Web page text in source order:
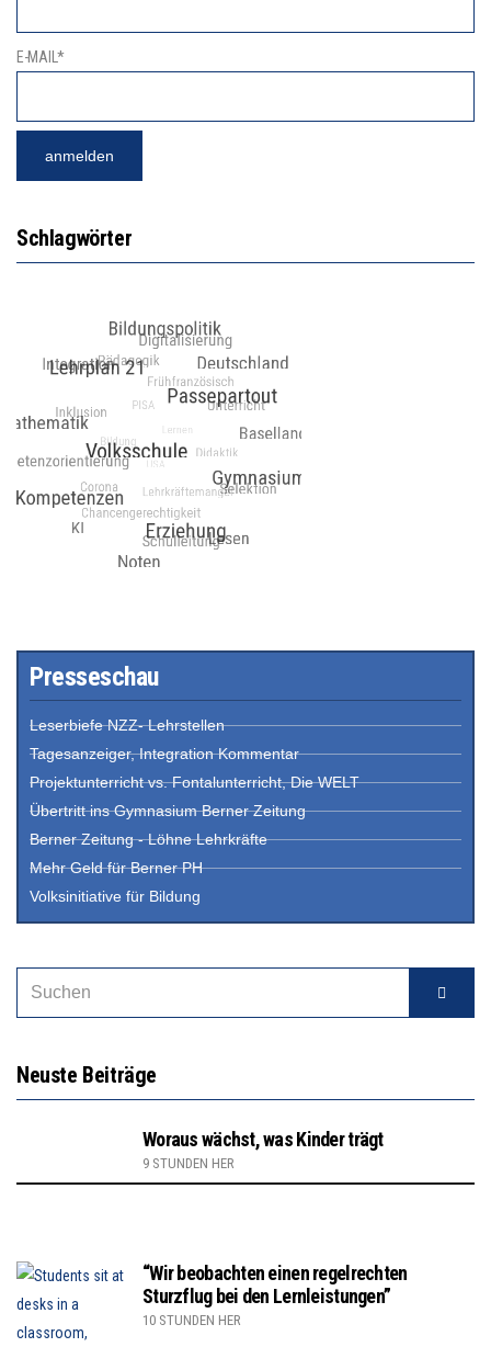
E-MAIL*
Schlagwörter
Presseschau
Leserbiefe NZZ- Lehrstellen
Tagesanzeiger, Integration Kommentar
Projektunterricht vs. Fontalunterricht, Die WELT
Übertritt ins Gymnasium Berner Zeitung
Berner Zeitung - Löhne Lehrkräfte
Mehr Geld für Berner PH
Volksinitiative für Bildung
Neuste Beiträge
Woraus wächst, was Kinder trägt
9 STUNDEN HER
“Wir beobachten einen regelrechten
Sturzflug bei den Lernleistungen”
10 STUNDEN HER